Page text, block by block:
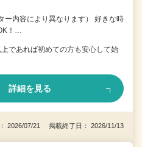
ー内容により異なります） 好きな時
！…
であれば初めての方も安心して始
詳細を見る
2026/07/21 掲載終了日： 2026/11/13